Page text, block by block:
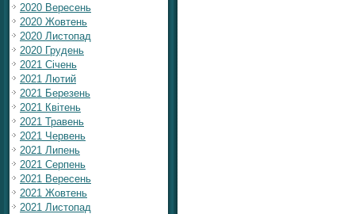
2020 Вересень
2020 Жовтень
2020 Листопад
2020 Грудень
2021 Січень
2021 Лютий
2021 Березень
2021 Квітень
2021 Травень
2021 Червень
2021 Липень
2021 Серпень
2021 Вересень
2021 Жовтень
2021 Листопад